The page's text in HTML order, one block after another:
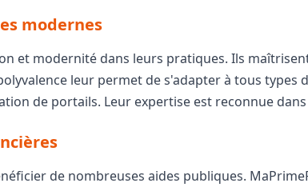
modernes
et modernité dans leurs pratiques. Ils
leur permet de s'adapter à tous
de portails. Leur expertise est reconnue
de nombreuses aides publiques.